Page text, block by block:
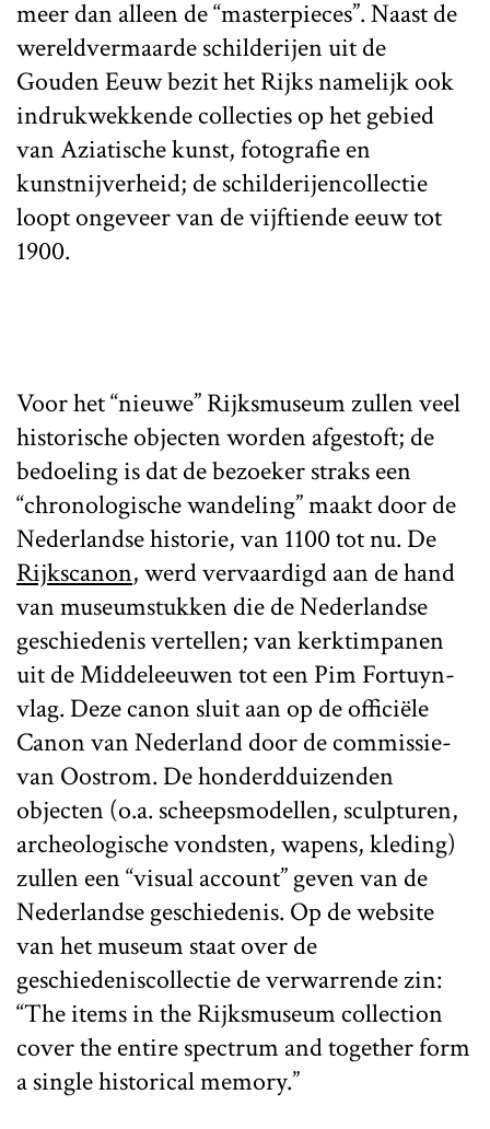
meer dan alleen de “masterpieces”. Naast de
wereldvermaarde schilderijen uit de
Gouden Eeuw bezit het Rijks namelijk ook
indrukwekkende collecties op het gebied
van Aziatische kunst, fotografie en
kunstnijverheid; de schilderijencollectie
loopt ongeveer van de vijftiende eeuw tot
1900.
Voor het “nieuwe” Rijksmuseum zullen veel
historische objecten worden afgestoft; de
bedoeling is dat de bezoeker straks een
“chronologische wandeling” maakt door de
Nederlandse historie, van 1100 tot nu. De
Rijkscanon, werd vervaardigd aan de hand
van museumstukken die de Nederlandse
geschiedenis vertellen; van kerktimpanen
uit de Middeleeuwen tot een Pim Fortuyn-
vlag. Deze canon sluit aan op de officiële
Canon van Nederland door de commissie-
van Oostrom. De honderdduizenden
objecten (o.a. scheepsmodellen, sculpturen,
archeologische vondsten, wapens, kleding)
zullen een “visual account” geven van de
Nederlandse geschiedenis. Op de website
van het museum staat over de
geschiedeniscollectie de verwarrende zin:
“The items in the Rijksmuseum collection
cover the entire spectrum and together form
a single historical memory.”